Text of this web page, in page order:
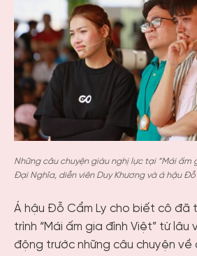
Những câu chuyện giàu nghị lực tại “Mái ấm
Đại Nghĩa, diễn viên Duy Khương và á hậu
Á hậu Đỗ Cẩm Ly cho biết cô đã
trình “Mái ấm gia đình Việt” từ lâu
động trước những câu chuyện về